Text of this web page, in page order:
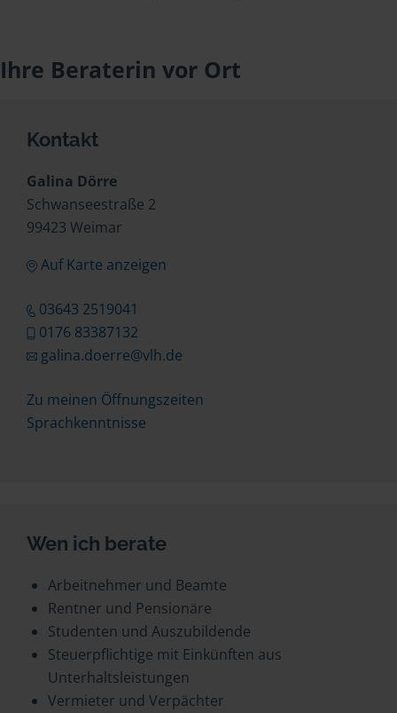
Ihre Beraterin vor Ort
Kontakt
Galina Dörre
Schwanseestraße 2
99423 Weimar
Auf Karte anzeigen
03643 2519041
0176 83387132
galina.doerre@vlh.de
Zu meinen Öffnungszeiten
Sprachkenntnisse
Wen ich berate
Arbeitnehmer und Beamte
Rentner und Pensionäre
Studenten und Auszubildende
Steuerpflichtige mit Einkünften aus
Unterhaltsleistungen
Vermieter und Verpächter